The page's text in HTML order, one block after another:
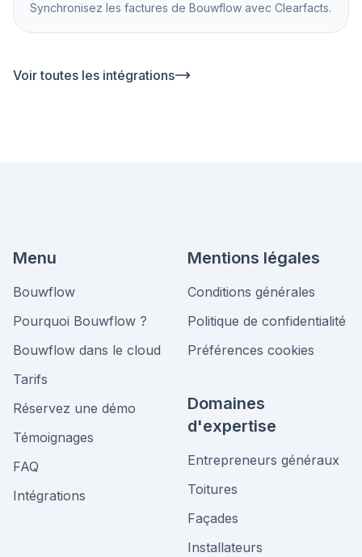
Synchronisez les factures de Bouwflow avec Clearfacts.
Voir toutes les intégrations
Menu
Bouwflow
Pourquoi Bouwflow ?
Bouwflow dans le cloud
Tarifs
Réservez une démo
Témoignages
FAQ
Intégrations
Mentions légales
Conditions générales
Politique de confidentialité
Préférences cookies
Domaines
d'expertise
Entrepreneurs généraux
Toitures
Façades
Installateurs